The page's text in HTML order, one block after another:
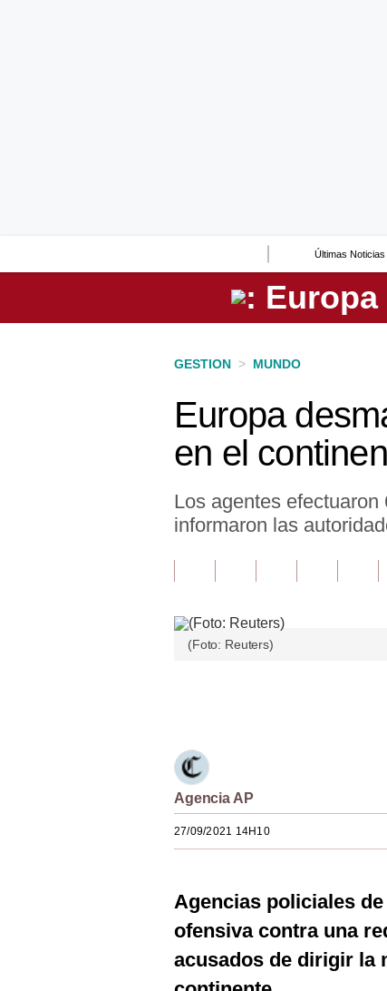
Últimas Noticias
Perú
GESTION > MUNDO
Europa
en el
Los agentes
informaron las
(Foto: Reuters)
Agencia AP
27/09/2021 14H10
Agencias policiales
ofensiva contra una
acusados de dirigir la